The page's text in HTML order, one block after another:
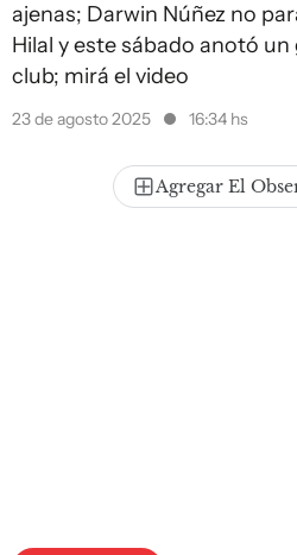
ajenas; Darwin Núñez no
Hilal y este sábado anotó
club; mirá el video
23 de agosto 2025 16:34 hs
Agregar El